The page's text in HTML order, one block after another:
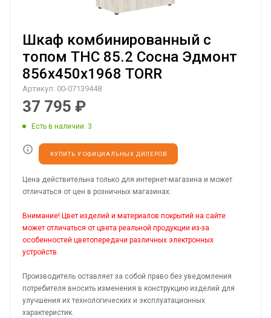
Шкаф комбинированный с
топом THC 85.2 Сосна Эдмонт
856х450х1968 TORR
Артикул: 00-07139448
37 795 ₽
Есть в наличии: 3
КУПИТЬ У ОФИЦИАЛЬНЫХ ДИЛЕРОВ
Цена действительна только для интернет-магазина и может
отличаться от цен в розничных магазинах.
Внимание! Цвет изделий и материалов покрытий на сайте
может отличаться от цвета реальной продукции из-за
особенностей цветопередачи различных электронных
устройств.
Производитель оставляет за собой право без уведомления
потребителя вносить изменения в конструкцию изделий для
улучшения их технологических и эксплуатационных
характеристик.